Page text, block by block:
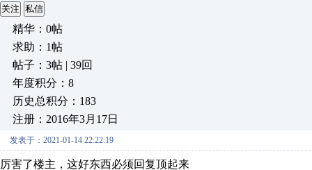
关注 私信
精华：0帖
求助：1帖
帖子：3帖 | 39回
年度积分：8
历史总积分：183
注册：2016年3月17日
发表于：2021-01-14 22:22:19
厉害了楼主，这好东西必须回复顶起来